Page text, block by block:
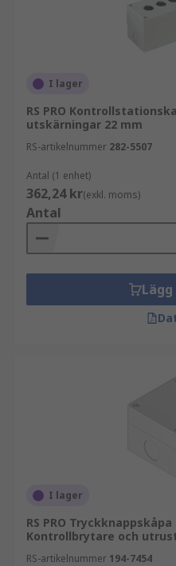
I lager
RS PRO
utskärningar 22 mm
RS-artikelnummer 282-5507
Antal (1 enhet)
362,24 kr(exkl. moms)
Antal
I lager
RS PRO Tryckknappskåpa
Kontrollbrytare och
RS-artikelnummer 194-7454